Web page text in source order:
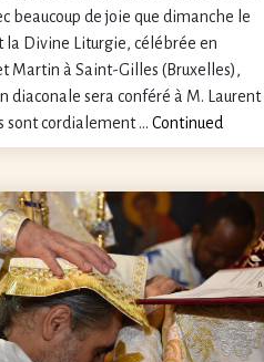
beaucoup de joie que dimanche le
Divine Liturgie, célébrée en
Martin à Saint-Gilles (Bruxelles),
diaconale sera conféré à M. Laurent
sont cordialement … Continued